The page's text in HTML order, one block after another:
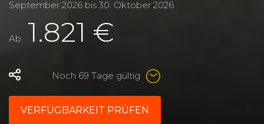
September 2026 bis 30. Oktober 2026
Ab 1.821 €
Noch 69 Tage gültig
VERFÜGBARKEIT PRÜFEN